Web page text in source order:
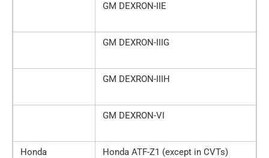
GM DEXRON-IIE
GM DEXRON-IIIG
GM DEXRON-IIIH
GM DEXRON-VI
Honda Honda ATF-Z1 (except in CVTs)